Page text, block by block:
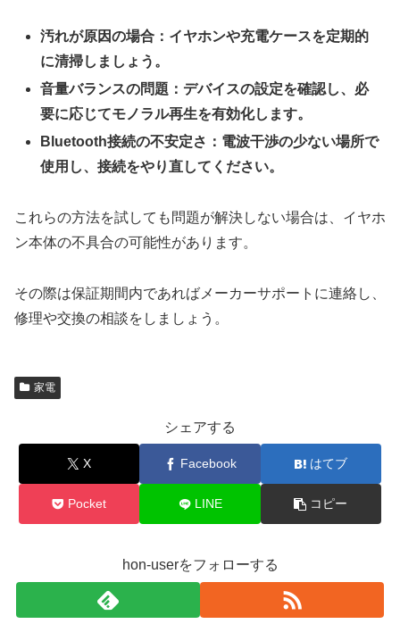
汚れが原因の場合：イヤホンや充電ケースを定期的
に清掃しましょう。
音量バランスの問題：デバイスの設定を確認し、必
要に応じてモノラル再生を有効化します。
Bluetooth接続の不安定さ：電波干渉の少ない場所で
使用し、接続をやり直してください。
これらの方法を試しても問題が解決しない場合は、イヤホ
ン本体の不具合の可能性があります。
その際は保証期間内であればメーカーサポートに連絡し、
修理や交換の相談をしましょう。
家電
シェアする
X Facebook はてブ
Pocket LINE コピー
hon-userをフォローする